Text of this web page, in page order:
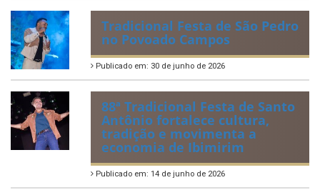
Tradicional Festa de São Pedro
no Povoado Campos
Publicado em: 30 de junho de 2026
88ª Tradicional Festa de Santo
Antônio fortalece cultura,
tradição e movimenta a
economia de Ibimirim
Publicado em: 14 de junho de 2026